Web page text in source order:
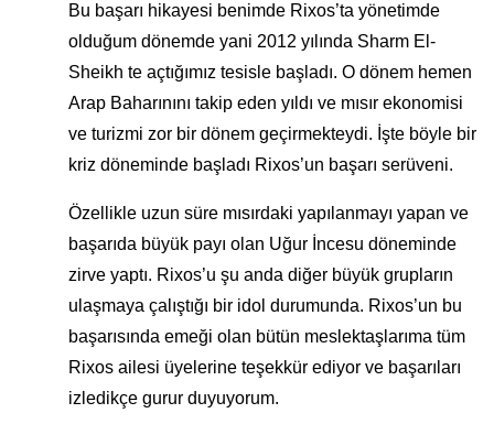
Bu başarı hikayesi benimde Rixos’ta yönetimde
olduğum dönemde yani 2012 yılında Sharm El-
Sheikh te açtığımız tesisle başladı. O dönem hemen
Arap Baharınını takip eden yıldı ve mısır ekonomisi
ve turizmi zor bir dönem geçirmekteydi. İşte böyle bir
kriz döneminde başladı Rixos’un başarı serüveni.
Özellikle uzun süre mısırdaki yapılanmayı yapan ve
başarıda büyük payı olan Uğur İncesu döneminde
zirve yaptı. Rixos’u şu anda diğer büyük grupların
ulaşmaya çalıştığı bir idol durumunda. Rixos’un bu
başarısında emeği olan bütün meslektaşlarıma tüm
Rixos ailesi üyelerine teşekkür ediyor ve başarıları
izledikçe gurur duyuyorum.